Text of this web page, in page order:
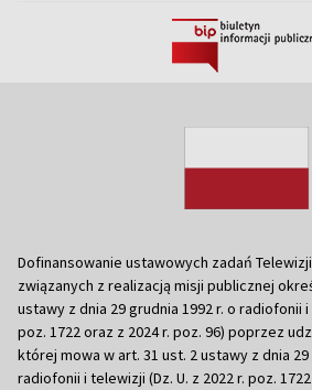
Dofinansowanie ustawowych zadań
związanych z realizacją misji publicznej
ustawy z dnia 29 grudnia 1992 r. o radiofonii i
poz. 1722 oraz z 2024 r. poz. 96) poprzez
której mowa w art. 31 ust. 2 ustawy z dnia 29
radiofonii i telewizji (Dz. U. z 2022 r. poz.